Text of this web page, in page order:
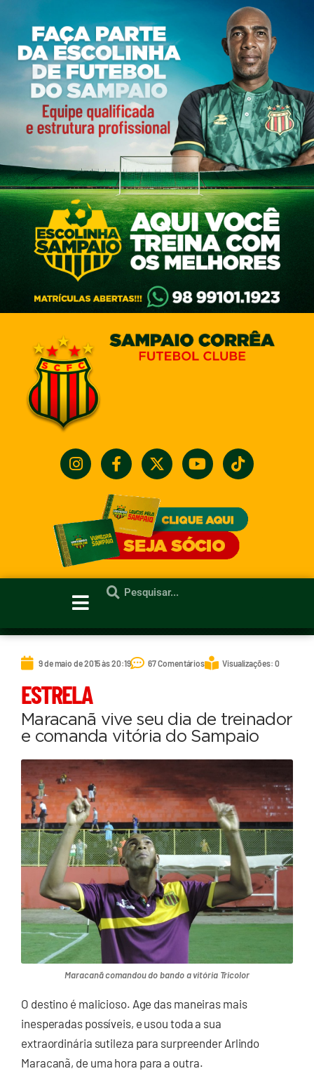
9 de maio de 2015 às 20:19 67 Comentários Visualizações: 0
ESTRELA
Maracanã vive seu dia de treinador
e comanda vitória do Sampaio
Maracanã comandou do bando a vitória Tricolor
O destino é malicioso. Age das maneiras mais
inesperadas possíveis, e usou toda a sua
extraordinária sutileza para surpreender Arlindo
Maracanã, de uma hora para a outra.